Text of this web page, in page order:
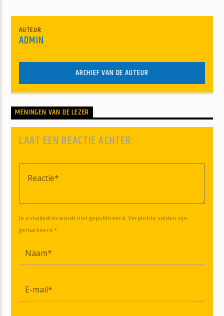
AUTEUR
ADMIN
ARCHIEF VAN DE AUTEUR
MENINGEN VAN DE LEZER
LAAT EEN REACTIE ACHTER
Je e-mailadres wordt niet gepubliceerd. Verplichte velden zijn
gemarkeerd *